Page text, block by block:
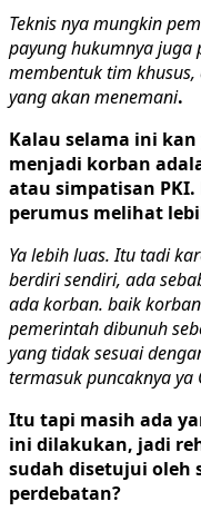
Teknis nya mungkin
payung hukumnya juga
membentuk tim
yang akan menemani.
Kalau selama ini
menjadi korban
atau simpatisan
perumus melihat
Ya lebih luas. Itu tadi
berdiri sendiri, ada
ada korban. baik
pemerintah dibunuh
yang tidak sesuai
termasuk puncaknya
Itu tapi masih ada
ini dilakukan, jadi
sudah disetujui oleh
perdebatan?